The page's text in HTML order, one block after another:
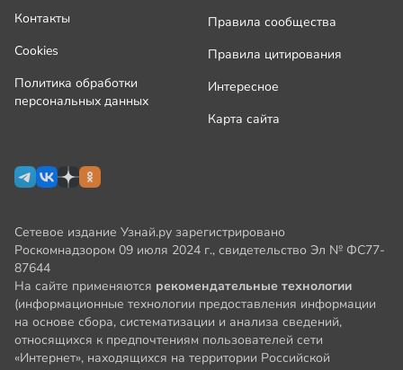
Контакты
Cookies
Политика обработки
персональных данных
Правила сообщества
Правила цитирования
Интересное
Карта сайта
Сетевое издание Узнай.ру зарегистрировано
Роскомнадзором 09 июля 2024 г., свидетельство Эл № ФС77-
87644
На сайте применяются рекомендательные технологии
(информационные технологии предоставления информации
на основе сбора, систематизации и анализа сведений,
относящихся к предпочтениям пользователей сети
«Интернет», находящихся на территории Российской